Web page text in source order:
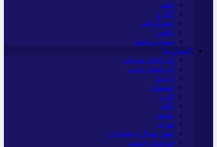
فیلم
گالری
اینفوگرافی
عکس
صوت و فیلم
*استان ها
آذربایجان شرقی
آذربایجان غربی
اردبیل
اصفهان
البرز
ایلام
بوشهر
تهران
چهار محال و بختیاری
خراسان جنوبی